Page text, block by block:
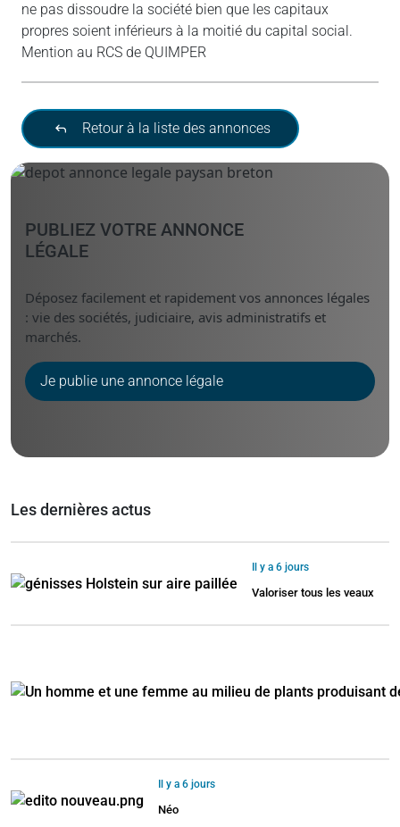
ne pas dissoudre la société bien que les capitaux
propres soient inférieurs à la moitié du capital social.
Mention au RCS de QUIMPER
Retour à la liste des annonces
PUBLIEZ VOTRE ANNONCE
LÉGALE
Déposez facilement et rapidement vos annonces légales
: vie des sociétés, judiciaire, avis administratifs et
marchés.
Je publie une annonce légale
Les dernières actus
Il y a 6 jours
Valoriser tous les veaux
Il y a 6 jours
Néo